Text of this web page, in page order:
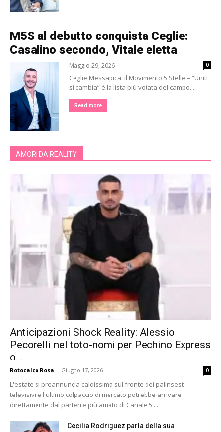
M5S al debutto conquista Ceglie:
Casalino secondo, Vitale eletta
Maggio 29, 2026 0
Ceglie Messapica: il Movimento 5 Stelle – “Uniti
si cambia” è la lista più votata del campo...
Read more
AMORI DA REALITY
Anticipazioni Shock Reality: Alessio
Pecorelli nel toto-nomi per Pechino Express
o...
Rotocalco Rosa - Giugno 17, 2026 0
L'estate si preannuncia caldissima sul fronte dei palinsesti
televisivi e l'ultimo colpaccio di mercato potrebbe arrivare
direttamente dal parterre più amato di Canale 5....
Cecilia Rodriguez parla della sua